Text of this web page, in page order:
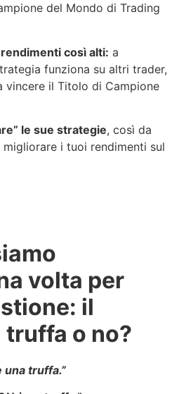
del Mondo di Trading
così alti: a
funziona su altri trader,
vincere il Titolo di Campione
le sue strategie, così da
i tuoi rendimenti sul
volta per
il
o no?
una truffa.”